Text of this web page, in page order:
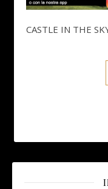
CASTLE IN THE